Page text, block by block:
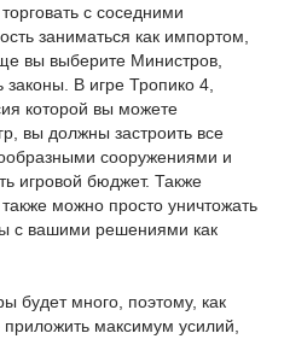
с соседними
заниматься как импортом,
вы выберите Министров,
законы. В игре Тропико 4,
которой вы можете
вы должны застроить все
сооружениями и
игровой бюджет. Также
можно просто уничтожать
с вашими решениями как
будет много, поэтому, как
максимум усилий,